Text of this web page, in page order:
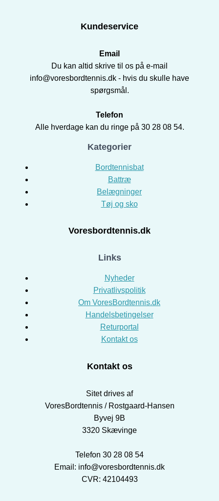
Kundeservice
Email
Du kan altid skrive til os på e-mail
info@voresbordtennis.dk - hvis du skulle have
spørgsmål.
Telefon
Alle hverdage kan du ringe på 30 28 08 54.
Kategorier
Bordtennisbat
Battræ
Belægninger
Tøj og sko
Voresbordtennis.dk
Links
Nyheder
Privatlivspolitik
Om VoresBordtennis.dk
Handelsbetingelser
Returportal
Kontakt os
Kontakt os
Sitet drives af
VoresBordtennis / Rostgaard-Hansen
Byvej 9B
3320 Skævinge
Telefon 30 28 08 54
Email: info@voresbordtennis.dk
CVR: 42104493